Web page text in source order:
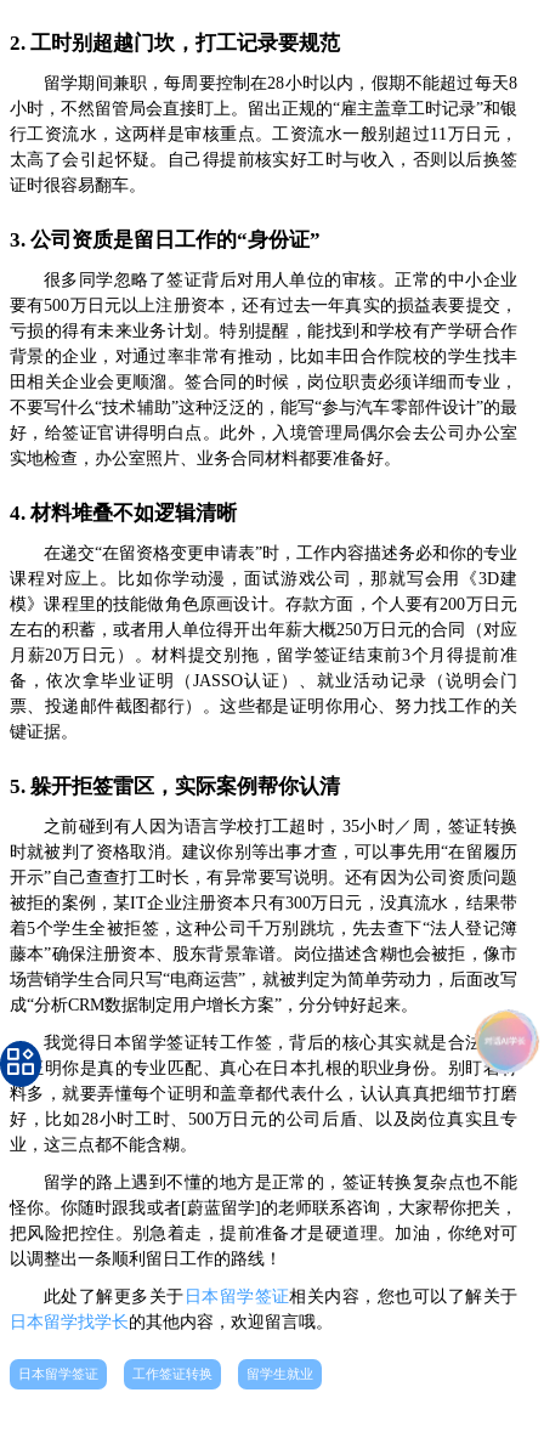
2. 工时别超越门坎，打工记录要规范
留学期间兼职，每周要控制在28小时以内，假期不能超过每天8
小时，不然留管局会直接盯上。留出正规的“雇主盖章工时记录”和银
行工资流水，这两样是审核重点。工资流水一般别超过11万日元，
太高了会引起怀疑。自己得提前核实好工时与收入，否则以后换签
证时很容易翻车。
3. 公司资质是留日工作的“身份证”
很多同学忽略了签证背后对用人单位的审核。正常的中小企业
要有500万日元以上注册资本，还有过去一年真实的损益表要提交，
亏损的得有未来业务计划。特别提醒，能找到和学校有产学研合作
背景的企业，对通过率非常有推动，比如丰田合作院校的学生找丰
田相关企业会更顺溜。签合同的时候，岗位职责必须详细而专业，
不要写什么“技术辅助”这种泛泛的，能写“参与汽车零部件设计”的最
好，给签证官讲得明白点。此外，入境管理局偶尔会去公司办公室
实地检查，办公室照片、业务合同材料都要准备好。
4. 材料堆叠不如逻辑清晰
在递交“在留资格变更申请表”时，工作内容描述务必和你的专业
课程对应上。比如你学动漫，面试游戏公司，那就写会用《3D建
模》课程里的技能做角色原画设计。存款方面，个人要有200万日元
左右的积蓄，或者用人单位得开出年薪大概250万日元的合同（对应
月薪20万日元）。材料提交别拖，留学签证结束前3个月得提前准
备，依次拿毕业证明（JASSO认证）、就业活动记录（说明会门
票、投递邮件截图都行）。这些都是证明你用心、努力找工作的关
键证据。
5. 躲开拒签雷区，实际案例帮你认清
之前碰到有人因为语言学校打工超时，35小时／周，签证转换
时就被判了资格取消。建议你别等出事才查，可以事先用“在留履历
开示”自己查查打工时长，有异常要写说明。还有因为公司资质问题
被拒的案例，某IT企业注册资本只有300万日元，没真流水，结果带
着5个学生全被拒签，这种公司千万别跳坑，先去查下“法人登记簿
藤本”确保注册资本、股东背景靠谱。岗位描述含糊也会被拒，像市
场营销学生合同只写“电商运营”，就被判定为简单劳动力，后面改写
成“分析CRM数据制定用户增长方案”，分分钟好起来。
我觉得日本留学签证转工作签，背后的核心其实就是合法合规
地证明你是真的专业匹配、真心在日本扎根的职业身份。别盯着材
料多，就要弄懂每个证明和盖章都代表什么，认认真真把细节打磨
好，比如28小时工时、500万日元的公司后盾、以及岗位真实且专
业，这三点都不能含糊。
留学的路上遇到不懂的地方是正常的，签证转换复杂点也不能
怪你。你随时跟我或者[蔚蓝留学]的老师联系咨询，大家帮你把关，
把风险把控住。别急着走，提前准备才是硬道理。加油，你绝对可
以调整出一条顺利留日工作的路线！
此处了解更多关于 日本留学签证相关内容，您也可以了解关于
日本留学找学长的其他内容，欢迎留言哦。
日本留学签证 工作签证转换 留学生就业